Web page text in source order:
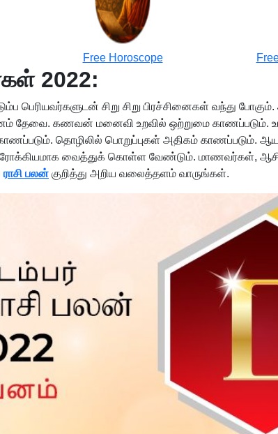
Free Horoscope
2022:
பெரியவர்களுடன் சிறு சிறு பிரச்சினைகள் வந்து
தேவை. கணவன் மனைவி உறவில் ஒற்றுமை காணப்படும்.
தொழிலில் பொறுப்புகள் அதிகம் காணப்படும்.
வைத்துக் கொள்ள வேண்டும். மாணவர்கள்,
ராசி பலன் குறித்து அறிய வலைத்தளம் வாருங்கள்.